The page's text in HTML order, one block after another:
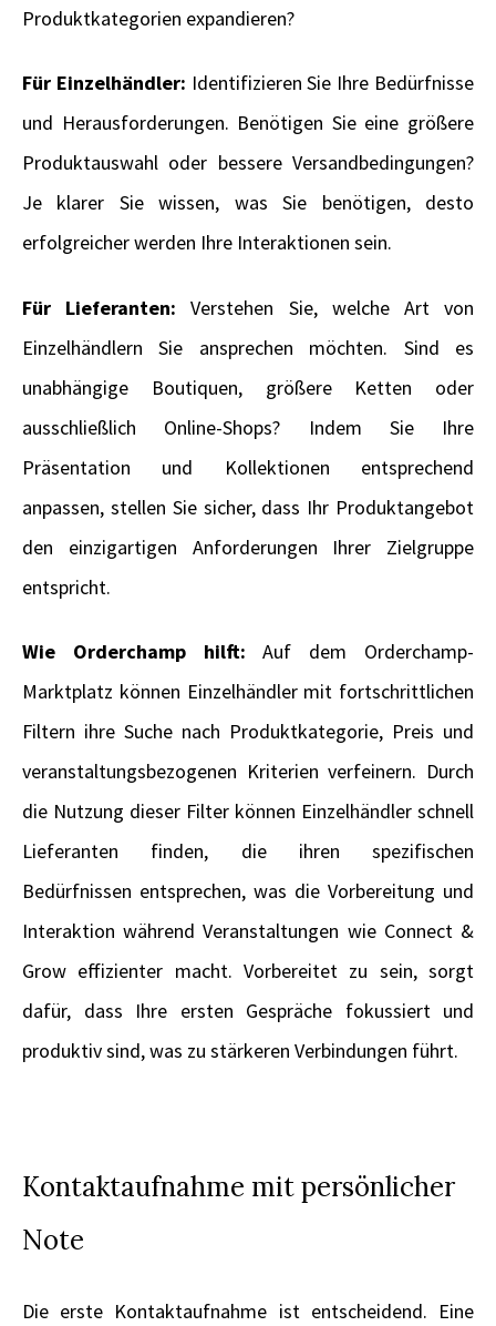
Produktkategorien expandieren?
Für Einzelhändler: Identifizieren Sie Ihre Bedürfnisse
und Herausforderungen. Benötigen Sie eine größere
Produktauswahl oder bessere Versandbedingungen?
Je klarer Sie wissen, was Sie benötigen, desto
erfolgreicher werden Ihre Interaktionen sein.
Für Lieferanten: Verstehen Sie, welche Art von
Einzelhändlern Sie ansprechen möchten. Sind es
unabhängige Boutiquen, größere Ketten oder
ausschließlich Online-Shops? Indem Sie Ihre
Präsentation und Kollektionen entsprechend
anpassen, stellen Sie sicher, dass Ihr Produktangebot
den einzigartigen Anforderungen Ihrer Zielgruppe
entspricht.
Wie Orderchamp hilft: Auf dem Orderchamp-
Marktplatz können Einzelhändler mit fortschrittlichen
Filtern ihre Suche nach Produktkategorie, Preis und
veranstaltungsbezogenen Kriterien verfeinern. Durch
die Nutzung dieser Filter können Einzelhändler schnell
Lieferanten finden, die ihren spezifischen
Bedürfnissen entsprechen, was die Vorbereitung und
Interaktion während Veranstaltungen wie Connect &
Grow effizienter macht. Vorbereitet zu sein, sorgt
dafür, dass Ihre ersten Gespräche fokussiert und
produktiv sind, was zu stärkeren Verbindungen führt.
Kontaktaufnahme mit persönlicher
Note
Die erste Kontaktaufnahme ist entscheidend. Eine